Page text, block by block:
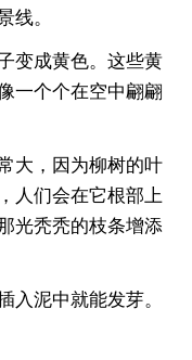
线。
成黄色。这些黄
一个个在空中翩翩
，因为柳树的叶
人们会在它根部上
光秃秃的枝条增添
泥中就能发芽。